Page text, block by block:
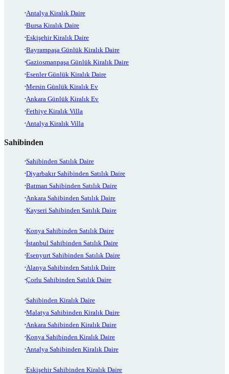
Antalya Kiralık Daire
Bursa Kiralık Daire
Eskişehir Kiralık Daire
Bayrampaşa Günlük Kiralık Daire
Gaziosmanpaşa Günlük Kiralık Daire
Esenler Günlük Kiralık Daire
Mersin Günlük Kiralık Ev
Ankara Günlük Kiralık Ev
Fethiye Kiralık Villa
Antalya Kiralık Villa
Sahibinden
Sahibinden Satılık Daire
Diyarbakır Sahibinden Satılık Daire
Batman Sahibinden Satılık Daire
Ankara Sahibinden Satılık Daire
Kayseri Sahibinden Satılık Daire
Konya Sahibinden Satılık Daire
İstanbul Sahibinden Satılık Daire
Esenyurt Sahibinden Satılık Daire
Alanya Sahibinden Satılık Daire
Çorlu Sahibinden Satılık Daire
Sahibinden Kiralık Daire
Malatya Sahibinden Kiralık Daire
Ankara Sahibinden Kiralık Daire
Konya Sahibinden Kiralık Daire
Antalya Sahibinden Kiralık Daire
Eskişehir Sahibinden Kiralık Daire